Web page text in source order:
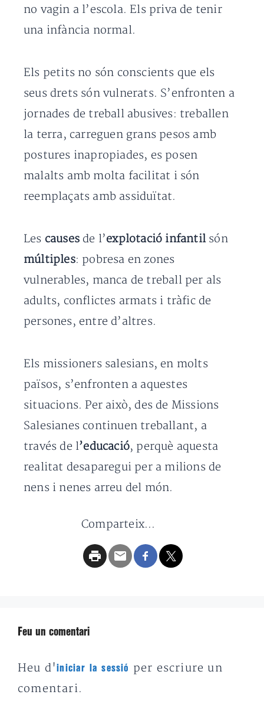
no vagin a l’escola. Els priva de tenir
una infància normal.
Els petits no són conscients que els
seus drets són vulnerats. S’enfronten a
jornades de treball abusives: treballen
la terra, carreguen grans pesos amb
postures inapropiades, es posen
malalts amb molta facilitat i són
reemplaçats amb assiduïtat.
Les causes de l’explotació infantil són
múltiples: pobresa en zones
vulnerables, manca de treball per als
adults, conflictes armats i tràfic de
persones, entre d’altres.
Els missioners salesians, en molts
països, s’enfronten a aquestes
situacions. Per això, des de Missions
Salesianes continuen treballant, a
través de l’educació, perquè aquesta
realitat desaparegui per a milions de
nens i nenes arreu del món.
Comparteix...
Feu un comentari
Heu d'iniciar la sessió
per escriure un
comentari.